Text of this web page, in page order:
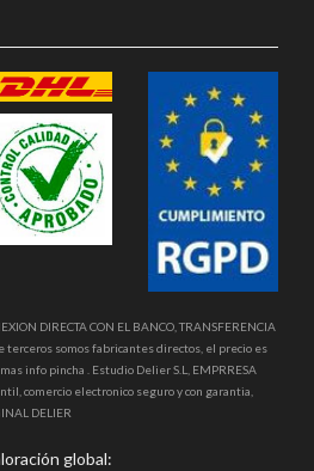
DIRECTA CON EL BANCO, TRANSFERENCIA
terceros somos fabricantes directos, el precio es
info pincha . Estudio Delier S.L, EMPRRESA
comercio electronico seguro y con garantia,
DELIER
global: